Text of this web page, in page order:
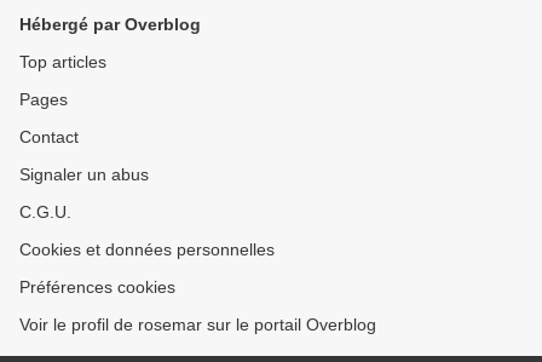
Hébergé par Overblog
Top articles
Pages
Contact
Signaler un abus
C.G.U.
Cookies et données personnelles
Préférences cookies
Voir le profil de rosemar sur le portail Overblog